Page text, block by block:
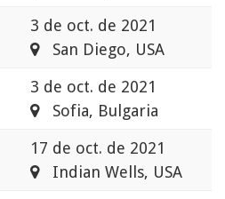
3 de oct. de 2021
San Diego, USA
3 de oct. de 2021
Sofia, Bulgaria
17 de oct. de 2021
Indian Wells, USA